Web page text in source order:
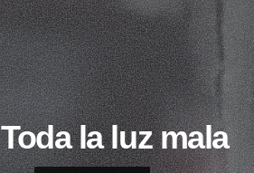
Toda la luz mala